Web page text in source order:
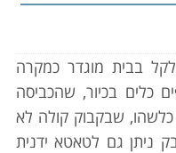
בבית מוגדר כמקרה
כלים בכיור, שהכביסה
כלשהו, שבקבוק קולה לא
ניתן גם לטאטא ידנית